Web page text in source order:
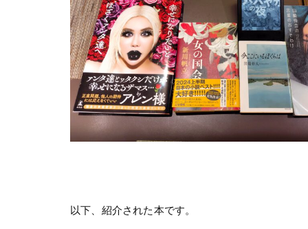
以下、紹介された本です。